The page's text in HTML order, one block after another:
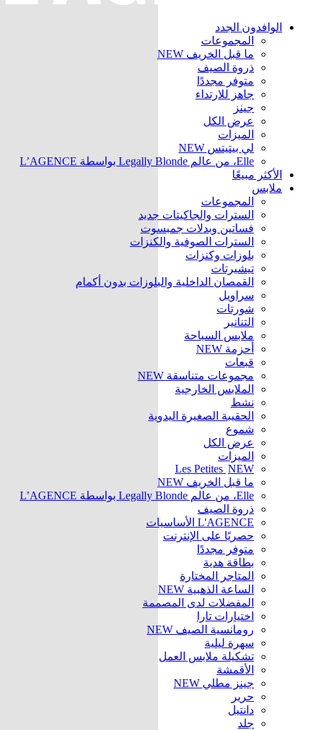
الوافدون الجدد
المجموعات
ما قبل الخريف NEW
ذروة الصيف
متوفر مجددًا
جاهز للارتداء
جينز
عرض الكل
الميزات
لي بيتيتس NEW
Elle، من عالم Legally Blonde بواسطة L’AGENCE
الأكثر مبيعًا
ملابس
المجموعات
السترات والجاكيتات جديد
فساتين وبدلات جمبسوت
السترات الصوفية والكنزات
بلوزات وكنزات
تيشيرتات
القمصان الداخلية والبلوزات بدون أكمام
سراويل
شورتات
التنانير
ملابس السباحة
أحزمة NEW
قبعات
مجموعات متناسقة NEW
الملابس الخارجية
نشط
الحقيبة الصغيرة اليدوية
شموع
عرض الكل
الميزات
Les Petites NEW
ما قبل الخريف NEW
Elle، من عالم Legally Blonde بواسطة L’AGENCE
ذروة الصيف
L'AGENCE الأساسيات
حصريًا على الإنترنت
متوفر مجددًا
بطاقة هدية
المتاجر المختارة
الساعة الذهبية NEW
المفضلات لدى المصممة
اختيارات تارا
رومانسية الصيف NEW
سهرة ليلية
تشكيلة ملابس العمل
الأقمشة
جينز مطلي NEW
حرير
دانتيل
جلد